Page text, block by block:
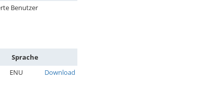
Benutzer
Sprache
ENU Download